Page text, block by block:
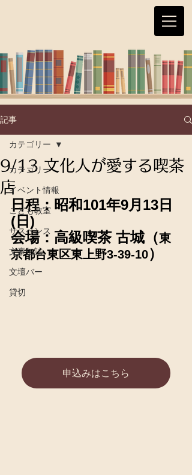
記事
カテゴリー
イベント情報
こども教室
サスペンス
文豪缶詰
文壇バー
貸切
カテゴリー
9/13 文化人が愛する喫茶
店
日程：昭和101年9月13日
(日)
会場：高級喫茶 古城（東
京都台東区東上野3-39-10）
申込みはこちら